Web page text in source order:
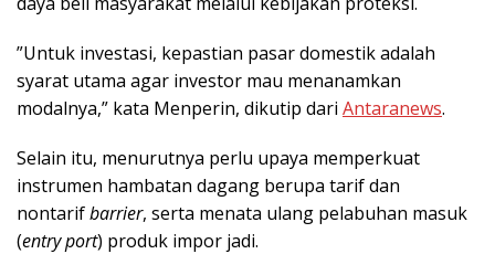
‎”Untuk investasi, kepastian pasar domestik adalah
syarat utama agar investor mau menanamkan
modalnya,” kata Menperin, dikutip dari Antaranews.
Selain itu, menurutnya perlu upaya memperkuat
instrumen hambatan dagang berupa tarif dan
nontarifbarrier, serta menata ulang pelabuhan masuk
(entry port) produk impor jadi.